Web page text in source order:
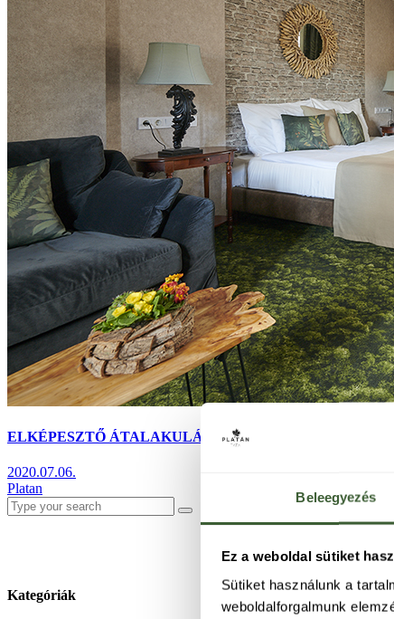
Beleegyezés
Ez a weboldal sütiket
Sütiket használunk a
weboldalforgalmunk
ELKÉPESZTŐ ÁTALAKULÁSON MEGY ÁT AZ
2020.07.06.
Platan
Search
for:
Kategóriák